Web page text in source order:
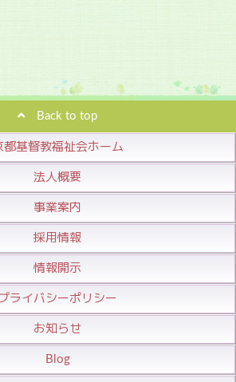
Back to top
都基督教福祉会ホーム
法人概要
事業案内
採用情報
情報開示
ライバシーポリシー
お知らせ
Blog